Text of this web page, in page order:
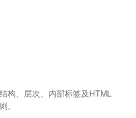
构、层次、内部标签及HTML
。